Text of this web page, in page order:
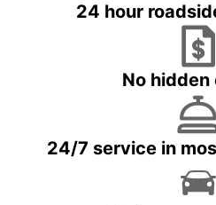
24 hour
No hidden
24/7 service in